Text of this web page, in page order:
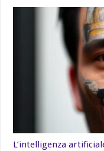
L’intelligenza